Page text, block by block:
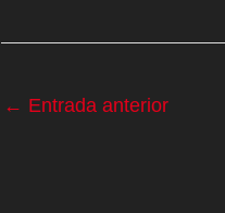
← Entrada anterior